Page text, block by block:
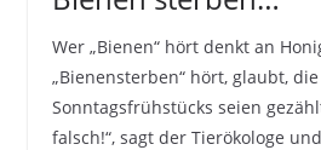
Wer „Bienen“ hört denkt an
„Bienensterben“ hört, glaubt,
Sonntagsfrühstücks seien
falsch!“, sagt der Tierökologe und